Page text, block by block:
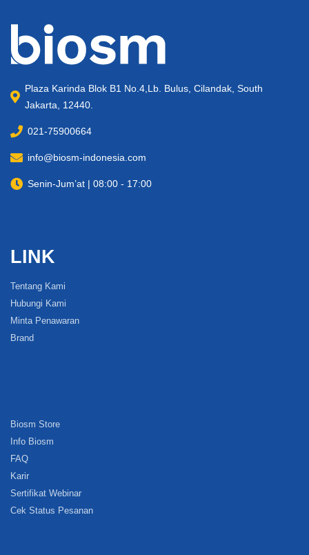
Plaza Karinda Blok B1 No.4,Lb. Bulus, Cilandak, South
Jakarta, 12440.
021-75900664
info@biosm-indonesia.com
Senin-Jum’at | 08:00 - 17:00
LINK
Tentang Kami
Hubungi Kami
Minta Penawaran
Brand
Biosm Store
Info Biosm
FAQ
Karir
Sertifikat Webinar
Cek Status Pesanan